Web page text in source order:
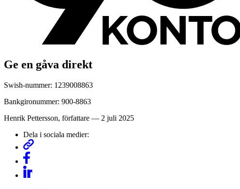
Ge en gåva direkt
Swish-nummer: 1239008863
Bankgironummer: 900-8863
Henrik Pettersson, författare — 2 juli 2025
Dela i sociala medier: